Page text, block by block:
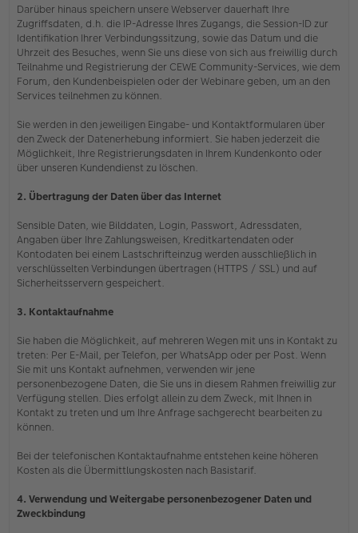
Darüber hinaus speichern unsere Webserver dauerhaft Ihre
Zugriffsdaten, d.h. die IP-Adresse Ihres Zugangs, die Session-ID zur
Identifikation Ihrer Verbindungssitzung, sowie das Datum und die
Uhrzeit des Besuches, wenn Sie uns diese von sich aus freiwillig durch
Teilnahme und Registrierung der CEWE Community-Services, wie dem
Forum, den Kundenbeispielen oder der Webinare geben, um an den
Services teilnehmen zu können.
Sie werden in den jeweiligen Eingabe- und Kontaktformularen über
den Zweck der Datenerhebung informiert. Sie haben jederzeit die
Möglichkeit, Ihre Registrierungsdaten in Ihrem Kundenkonto oder
über unseren Kundendienst zu löschen.
2. Übertragung der Daten über das Internet
Sensible Daten, wie Bilddaten, Login, Passwort, Adressdaten,
Angaben über Ihre Zahlungsweisen, Kreditkartendaten oder
Kontodaten bei einem Lastschrifteinzug werden ausschließlich in
verschlüsselten Verbindungen übertragen (HTTPS / SSL) und auf
Sicherheitsservern gespeichert.
3. Kontaktaufnahme
Sie haben die Möglichkeit, auf mehreren Wegen mit uns in Kontakt zu
treten: Per E-Mail, per Telefon, per WhatsApp oder per Post. Wenn
Sie mit uns Kontakt aufnehmen, verwenden wir jene
personenbezogene Daten, die Sie uns in diesem Rahmen freiwillig zur
Verfügung stellen. Dies erfolgt allein zu dem Zweck, mit Ihnen in
Kontakt zu treten und um Ihre Anfrage sachgerecht bearbeiten zu
können.
Bei der telefonischen Kontaktaufnahme entstehen keine höheren
Kosten als die Übermittlungskosten nach Basistarif.
4. Verwendung und Weitergabe personenbezogener Daten und
Zweckbindung